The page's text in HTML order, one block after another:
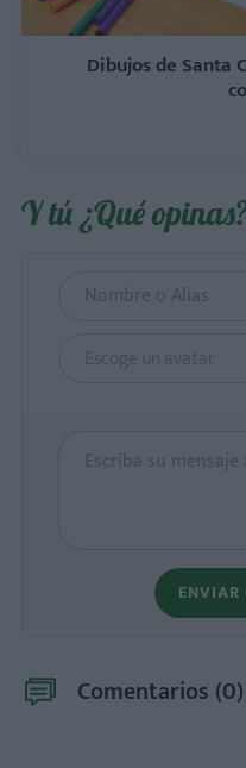
Dibujos de Santa
Y tú ¿Qué
Escoge un avatar
ENVIAR
Comentarios (0)